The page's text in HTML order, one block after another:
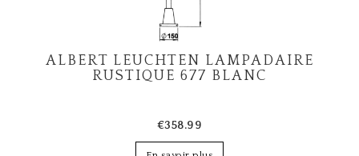
ALBERT LEUCHTEN LAMPADAIRE
RUSTIQUE 677 BLANC
€358.99